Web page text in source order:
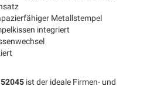
Metallstempel
integriert
ist der ideale Firmen- und